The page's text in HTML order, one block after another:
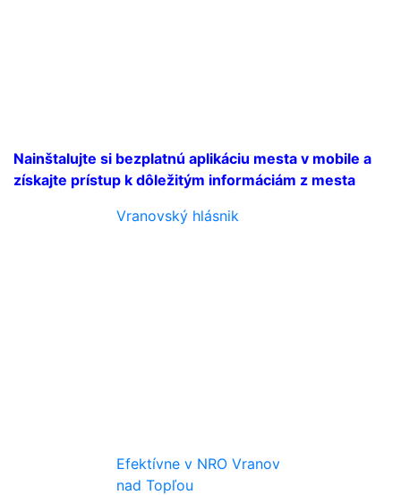
Nainštalujte si bezplatnú aplikáciu mesta v mobile a
získajte prístup k dôležitým informáciám z mesta
Vranovský hlásnik
Efektívne v NRO Vranov
nad Topľou